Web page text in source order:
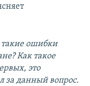
такие ошибки
Как такое
это
за данный вопрос.